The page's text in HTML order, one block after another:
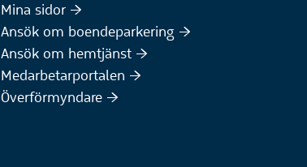
Mina sidor :höger:
Ansök om boendeparkering :höger:
Ansök om hemtjänst :höger:
Medarbetarportalen :höger:
Överförmyndare :höger: